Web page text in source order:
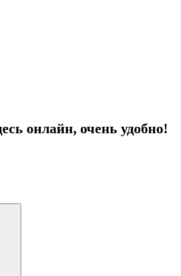
онлайн, очень удобно!